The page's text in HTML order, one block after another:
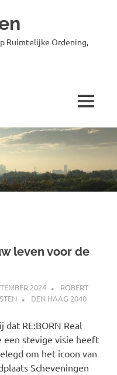
Ruimtelijke Ordening,
MENU
leven voor de
2024
ROBERT
DEN HAAG 2040
dat RE:BORN Real
een stevige visie heeft
om het icoon van
Scheveningen